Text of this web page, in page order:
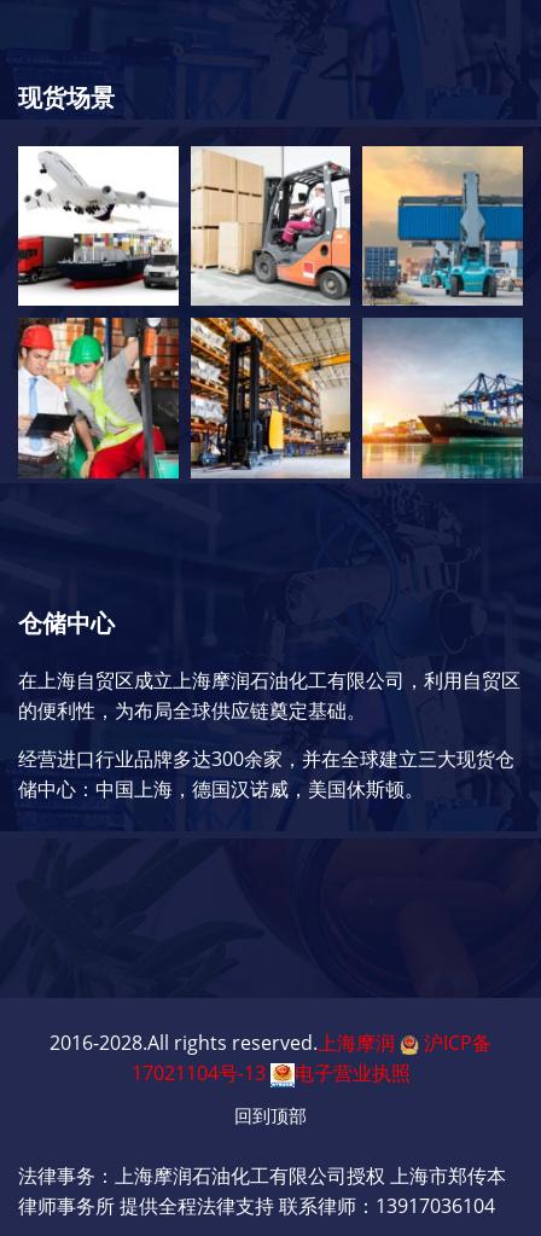
现货场景
仓储中心
在上海自贸区成立上海摩润石油化工有限公司，利用自贸区
的便利性，为布局全球供应链奠定基础。
经营进口行业品牌多达300余家，并在全球建立三大现货仓
储中心：中国上海，德国汉诺威，美国休斯顿。
2016-2028.All rights reserved.上海摩润
沪ICP备
17021104号-13
电子营业执照
回到顶部
法律事务：上海摩润石油化工有限公司授权 上海市郑传本
律师事务所 提供全程法律支持 联系律师：13917036104